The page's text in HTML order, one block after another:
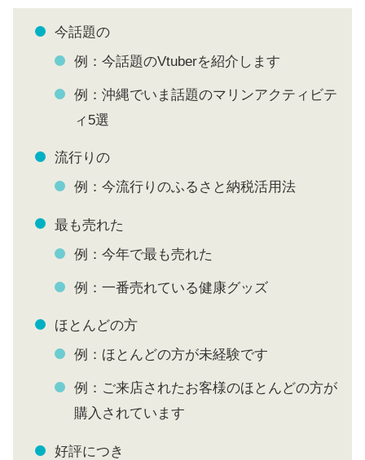
今話題の
例：今話題のVtuberを紹介します
例：沖縄でいま話題のマリンアクティビテ
ィ5選
流行りの
例：今流行りのふるさと納税活用法
最も売れた
例：今年で最も売れた
例：一番売れている健康グッズ
ほとんどの方
例：ほとんどの方が未経験です
例：ご来店されたお客様のほとんどの方が
購入されています
好評につき